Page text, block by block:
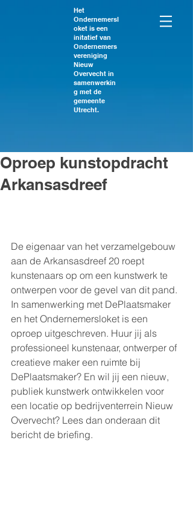
Het
Ondernemersl
oket is een
initatief van
Ondernemers
vereniging
Nieuw
Overvecht in
samenwerkin
g met de
gemeente
Utrecht.
Oproep kunstopdracht
Arkansasdreef
De eigenaar van het verzamelgebouw
aan de Arkansasdreef 20 roept
kunstenaars op om een kunstwerk te
ontwerpen voor de gevel van dit pand.
In samenwerking met DePlaatsmaker
en het Ondernemersloket is een
oproep uitgeschreven. Huur jij als
professioneel kunstenaar, ontwerper of
creatieve maker een ruimte bij
DePlaatsmaker? En wil jij een nieuw,
publiek kunstwerk ontwikkelen voor
een locatie op bedrijventerrein Nieuw
Overvecht? Lees dan onderaan dit
bericht de briefing.